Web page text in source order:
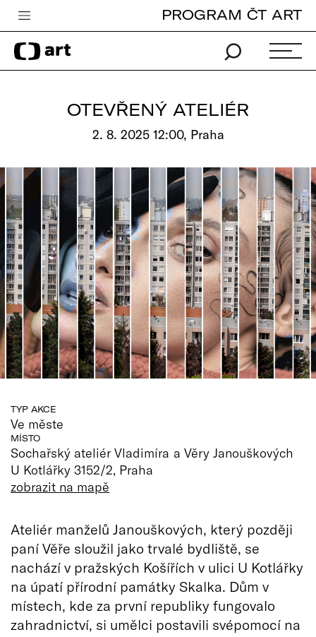
Česká televize
Zpravodajství
Pro děti
edu
Vše o ČT
PROGRAM ČT ART
OTEVŘENÝ ATELIÉR
2. 8. 2025 12:00, Praha
TYP AKCE
Ve měste
MÍSTO
Sochařský ateliér Vladimíra a Věry Janouškových
U Kotlářky 3152/2, Praha
zobrazit na mapě
Ateliér manželů Janouškových, který později
paní Věře sloužil jako trvalé bydliště, se
nachází v pražských Košířích v ulici U Kotlářky
na úpatí přírodní památky Skalka. Dům v
místech, kde za první republiky fungovalo
zahradnictví, si umělci postavili svépomocí na